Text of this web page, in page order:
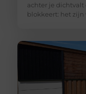
achter je dichtvalt
blokkeert: het zijn